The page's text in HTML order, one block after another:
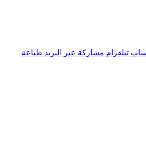
تيلقرام مشاركة عبر البريد طباعة